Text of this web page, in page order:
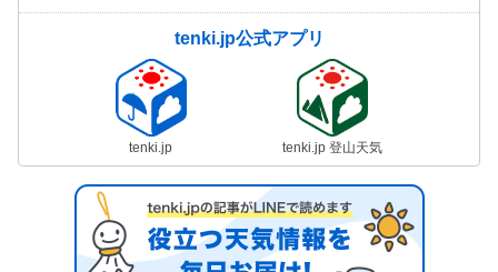
tenki.jp公式アプリ
tenki.jp tenki.jp 登山天気